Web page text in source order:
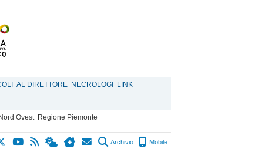
AL DIRETTORE NECROLOGI
LINK
Ovest Regione Piemonte
Archivio Mobile